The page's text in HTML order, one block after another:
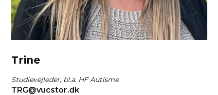
Trine
Studievejleder, bl.a. HF Autisme
TRG@vucstor.dk